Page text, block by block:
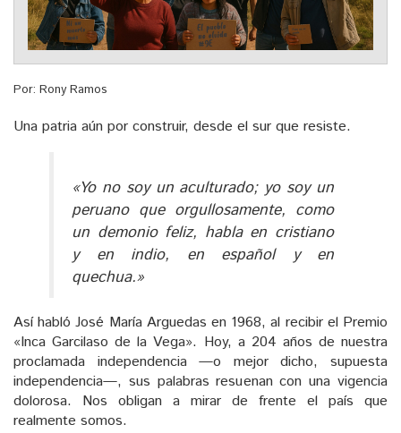
Por: Rony Ramos
Una patria aún por construir, desde el sur que resiste.
«Yo no soy un aculturado; yo soy un
peruano que orgullosamente, como
un demonio feliz, habla en cristiano
y en indio, en español y en
quechua.»
Así habló José María Arguedas en 1968, al recibir el Premio
«Inca Garcilaso de la Vega». Hoy, a 204 años de nuestra
proclamada independencia —o mejor dicho, supuesta
independencia—, sus palabras resuenan con una vigencia
dolorosa. Nos obligan a mirar de frente el país que
realmente somos.